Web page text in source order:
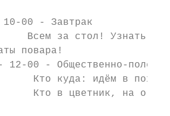
00 - Завтрак
Всем за стол! Узнать
повара!
12-00 - Общественно-
Кто куда: идём в поход,
Кто в цветник, на